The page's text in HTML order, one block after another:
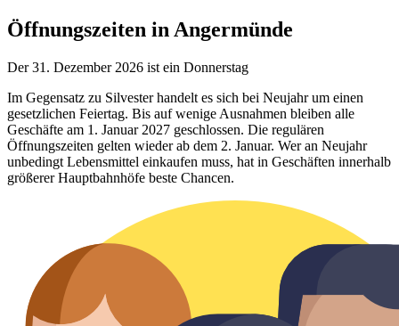
Öffnungszeiten in Angermünde
Der 31. Dezember 2026 ist ein Donnerstag
Im Gegensatz zu Silvester handelt es sich bei Neujahr um einen
gesetzlichen Feiertag. Bis auf wenige Ausnahmen bleiben alle
Geschäfte am 1. Januar 2027 geschlossen. Die regulären
Öffnungszeiten gelten wieder ab dem 2. Januar. Wer an Neujahr
unbedingt Lebensmittel einkaufen muss, hat in Geschäften innerhalb
größerer Hauptbahnhöfe beste Chancen.